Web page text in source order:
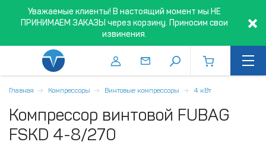
Уважаемые клиенты! В настоящий момент мы НЕ
ПРИНИМАЕМ ЗАКАЗЫ через корзину. Приносим свои
извинения.
Главная Компрессоры Винтовые компрессоры 4 кВт
Компрессор винтовой FUBAG
FSKD 4-8/270